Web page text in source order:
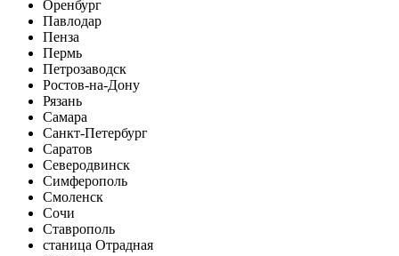
Оренбург
Павлодар
Пенза
Пермь
Петрозаводск
Ростов-на-Дону
Рязань
Самара
Санкт-Петербург
Саратов
Северодвинск
Симферополь
Смоленск
Сочи
Ставрополь
станица Отрадная